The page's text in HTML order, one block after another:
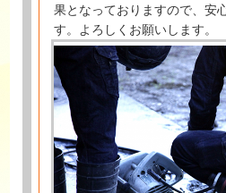
果となっておりますので、安
す。よろしくお願いします。